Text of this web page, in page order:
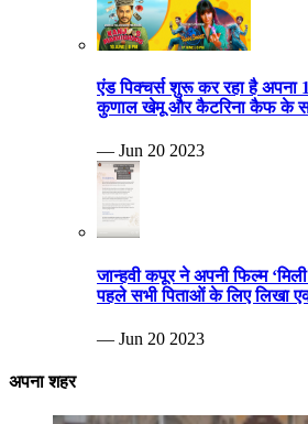
एंड पिक्चर्स शुरू कर रहा है अपना
कुणाल खेमू और कैटरिना कैफ के
— Jun 20 2023
जान्हवी कपूर ने अपनी फिल्म
पहले सभी पिताओं के लिए लिखा
— Jun 20 2023
अपना शहर